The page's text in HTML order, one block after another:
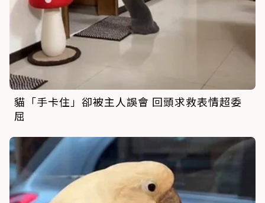
貓「手卡住」卻被主人誤會 回頭求救表情超委
屈